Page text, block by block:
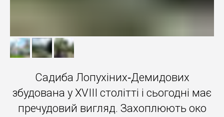
Садиба Лопухіних‐Демидових
збудована у XVIII столітті і сьогодні має
пречудовий вигляд. Захоплюють око